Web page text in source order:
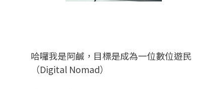
哈囉我是阿鹹，目標是成為一位數位遊民
（Digital Nomad）